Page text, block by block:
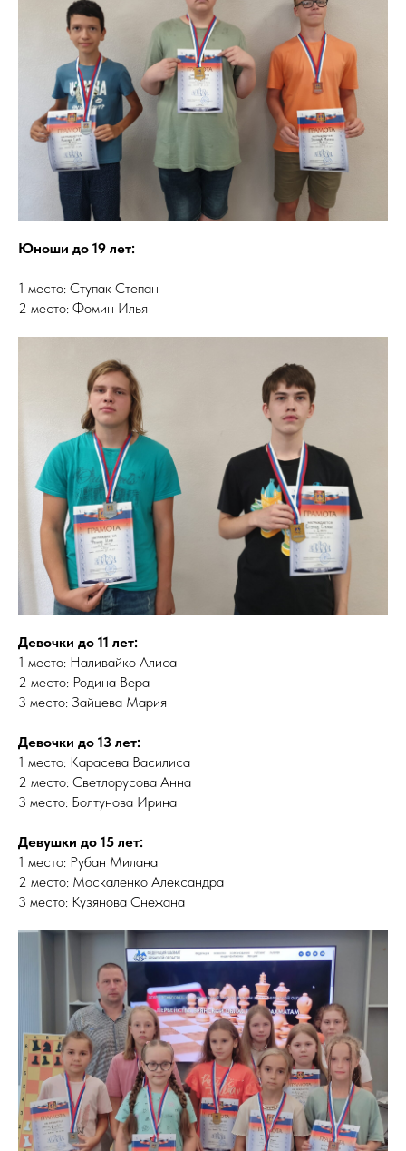
Юноши до 19 лет:
1 место: Ступак Степан
2 место: Фомин Илья
Девочки до 11 лет:
1 место: Наливайко Алиса
2 место: Родина Вера
3 место: Зайцева Мария
Девочки до 13 лет:
1 место: Карасева Василиса
2 место: Светлорусова Анна
3 место: Болтунова Ирина
Девушки до 15 лет:
1 место: Рубан Милана
2 место: Москаленко Александра
3 место: Кузянова Снежана